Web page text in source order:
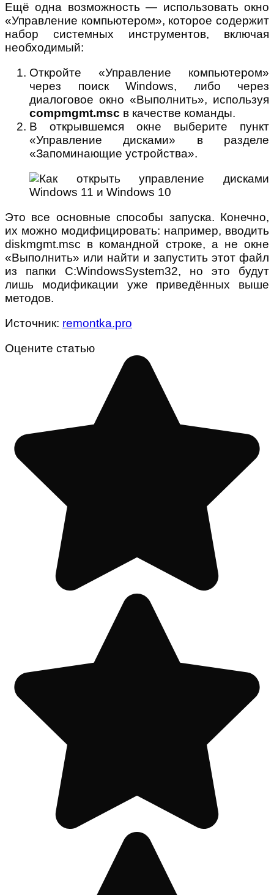
Ещё одна возможность — использовать окно
«Управление компьютером», которое содержит
набор системных инструментов, включая
необходимый:
Откройте «Управление компьютером»
через поиск Windows, либо через
диалоговое окно «Выполнить», используя
compmgmt.msc в качестве команды.
В открывшемся окне выберите пункт
«Управление дисками» в разделе
«Запоминающие устройства».
Это все основные способы запуска. Конечно,
их можно модифицировать: например, вводить
diskmgmt.msc в командной строке, а не окне
«Выполнить» или найти и запустить этот файл
из папки C:WindowsSystem32, но это будут
лишь модификации уже приведённых выше
методов.
Источник: remontka.pro
Оцените статью